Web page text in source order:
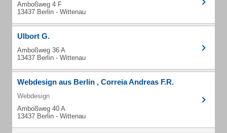
Amboßweg 4 F
13437 Berlin - Wittenau
Ulbort G.
Amboßweg 36 A
13437 Berlin - Wittenau
Webdesign aus Berlin , Correia Andreas F.R.
Webdesign
Amboßweg 40 A
13437 Berlin - Wittenau